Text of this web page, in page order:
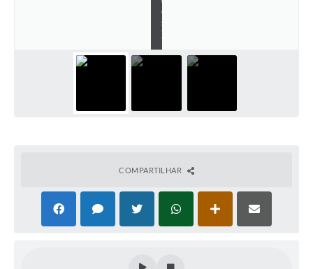
e
s
)
COMPARTILHAR